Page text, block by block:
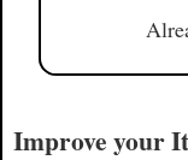
Improve your